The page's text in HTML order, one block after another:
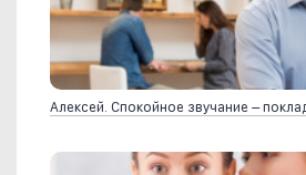
Алексей. Спокойное звучание –